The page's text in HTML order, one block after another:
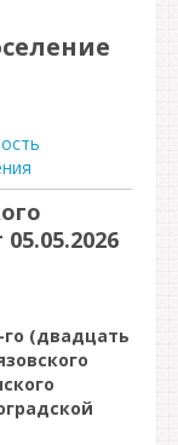
(двадцать